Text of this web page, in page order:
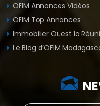
OFIM Annonces Vidéos
OFIM Top Annonces
Immobilier Ouest la
Le Blog d’OFIM